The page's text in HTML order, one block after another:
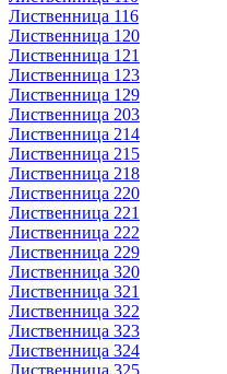
Лиственница 116
Лиственница 120
Лиственница 121
Лиственница 123
Лиственница 129
Лиственница 203
Лиственница 214
Лиственница 215
Лиственница 218
Лиственница 220
Лиственница 221
Лиственница 222
Лиственница 229
Лиственница 320
Лиственница 321
Лиственница 322
Лиственница 323
Лиственница 324
Лиственница 325